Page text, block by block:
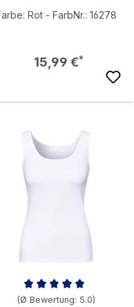
Rot - FarbNr.: 16278
Regulärer Preis:
15,99 €
5 Sternen Bewertung
(Ø Bewertung: 5.0)